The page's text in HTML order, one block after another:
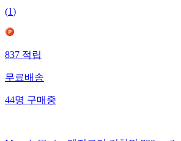
(1)
837적립
무료배송
44명구매중